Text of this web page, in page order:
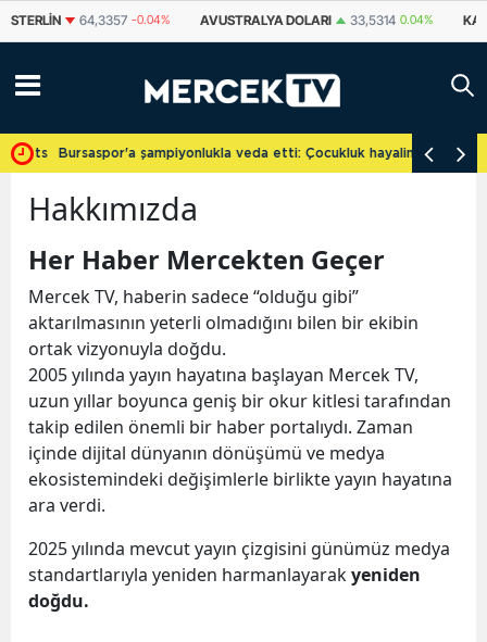
STERLIN 64,3357 -0.04% AVUSTRALYA DOLARI 33,5314 0.04%
Bursaspor'a şampiyonlukla veda etti: Çocukluk hayalini
Hakkımızda
Her Haber Mercekten Geçer
Mercek TV, haberin sadece “olduğu gibi”
aktarılmasının yeterli olmadığını bilen bir ekibin
ortak vizyonuyla doğdu.
2005 yılında yayın hayatına başlayan Mercek TV,
uzun yıllar boyunca geniş bir okur kitlesi tarafından
takip edilen önemli bir haber portalıydı. Zaman
içinde dijital dünyanın dönüşümü ve medya
ekosistemindeki değişimlerle birlikte yayın hayatına
ara verdi.
2025 yılında mevcut yayın çizgisini günümüz medya
standartlarıyla yeniden harmanlayarakyeniden
doğdu.